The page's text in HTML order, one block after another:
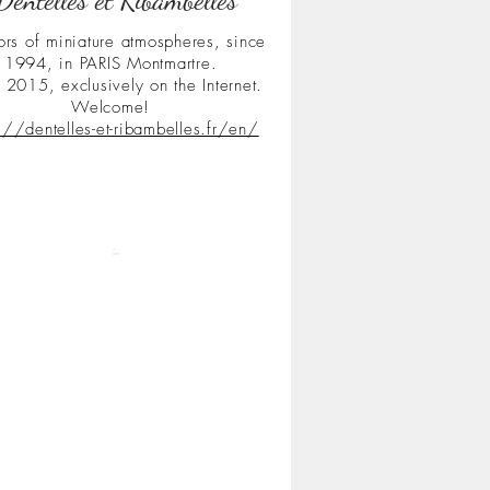
of miniature atmospheres, since
1994, in PARIS Montmartre.
2015, exclusively on the Internet.
Welcome!
dentelles-et-ribambelles.fr/en/